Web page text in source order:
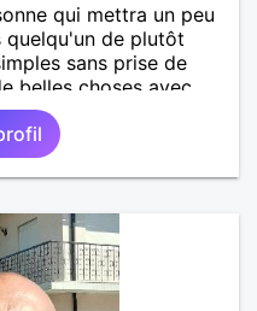
qui mettra un peu
quelqu'un de plutôt
sans prise de
belles choses avec
.